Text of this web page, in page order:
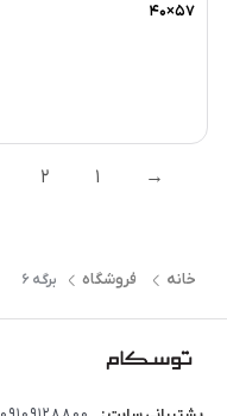
57×40
→
1
2
خانه فروشگاه برگه 6